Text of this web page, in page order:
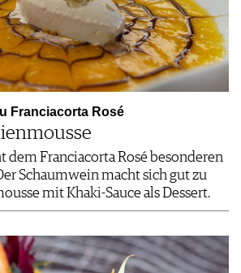
Franciacorta Rosé
dem Franciacorta Rosé besonderen
Schaumwein macht sich gut zu
mit Khaki-Sauce als Dessert.